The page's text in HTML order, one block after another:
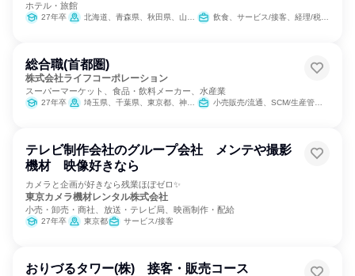
ホテル・旅館
27年卒 北海道、青森県、秋田県、山形県、茨城県、栃木県、千葉県、新潟県、長野県、愛知県、京都府、大阪府、兵庫県、岡山県、愛媛県、福岡県、熊本県、沖縄県 飲食、サービス/接客、経理/税務/財務
総合職(首都圏)
株式会社ライフコーポレーション
スーパーマーケット、食品・飲料メーカー、水産業
27年卒 埼玉県、千葉県、東京都、神奈川県 小売販売/流通、SCM/生産管理/購買/物流
テレビ制作会社のグループ会社 メンテや撮影
機材 映像好きなら
カメラと企画が好きなら残業ほぼゼロ✨
東京カメラ機材レンタル株式会社
小売・卸売・商社、放送・テレビ局、映画制作・配給
27年卒 東京都 サービス/接客
おりづるタワー(株) 接客・販売コース